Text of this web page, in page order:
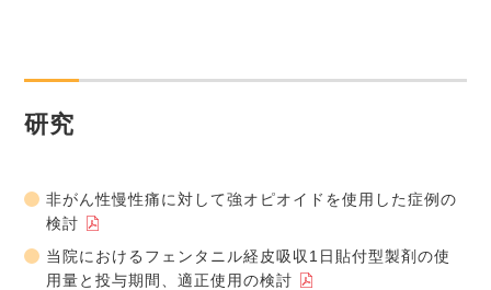
研究
非がん性慢性痛に対して強オピオイドを使用した症例の
検討
当院におけるフェンタニル経皮吸収1日貼付型製剤の使
用量と投与期間、適正使用の検討